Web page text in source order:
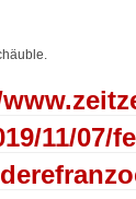
11/07/